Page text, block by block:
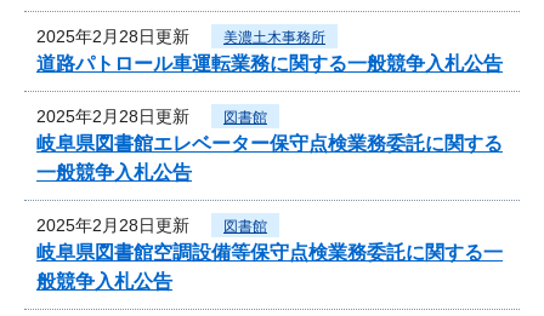
2025年2月28日更新 美濃土木事務所
道路パトロール車運転業務に関する一般競争入札公告
2025年2月28日更新 図書館
岐阜県図書館エレベーター保守点検業務委託に関する
一般競争入札公告
2025年2月28日更新 図書館
岐阜県図書館空調設備等保守点検業務委託に関する一
般競争入札公告